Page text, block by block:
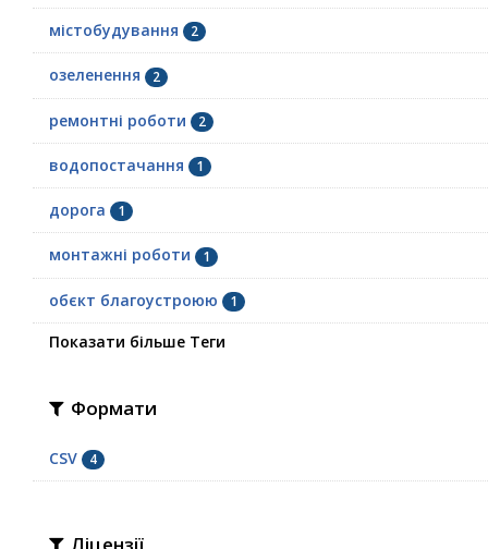
містобудування 2
озеленення 2
ремонтні роботи 2
водопостачання 1
дорога 1
монтажні роботи 1
обєкт благоустроюю 1
Показати більше Теги
Формати
CSV 4